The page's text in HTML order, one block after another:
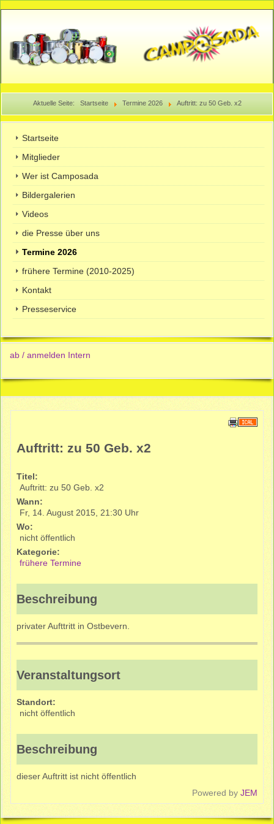
Aktuelle Seite: Startseite Termine 2026 Auftritt: zu 50 Geb. x2
Startseite
Mitglieder
Wer ist Camposada
Bildergalerien
Videos
die Presse über uns
Termine 2026
frühere Termine (2010-2025)
Kontakt
Presseservice
ab / anmelden Intern
Auftritt: zu 50 Geb. x2
Titel:
Auftritt: zu 50 Geb. x2
Wann:
Fr, 14. August 2015
21:30 Uhr
Wo:
nicht öffentlich
Kategorie:
frühere Termine
Beschreibung
privater Aufttritt in Ostbevern.
Veranstaltungsort
Standort:
nicht öffentlich
Beschreibung
dieser Auftritt ist nicht öffentlich
Powered byJEM